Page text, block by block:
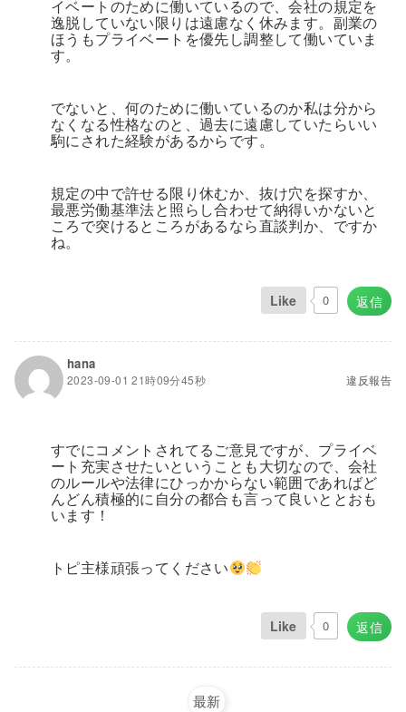
イベートのために働いているので、会社の規定を
逸脱していない限りは遠慮なく休みます。副業の
ほうもプライベートを優先し調整して働いていま
す。
でないと、何のために働いているのか私は分から
なくなる性格なのと、過去に遠慮していたらいい
駒にされた経験があるからです。
規定の中で許せる限り休むか、抜け穴を探すか、
最悪労働基準法と照らし合わせて納得いかないと
ころで突けるところがあるなら直談判か、ですか
ね。
返信
Like 0
hana
2023-09-01 21時09分45秒 違反報告
すでにコメントされてるご意見ですが、プライベ
ート充実させたいということも大切なので、会社
のルールや法律にひっかからない範囲であればど
んどん積極的に自分の都合も言って良いととおも
います！
トピ主様頑張ってください
返信
Like 0
最新